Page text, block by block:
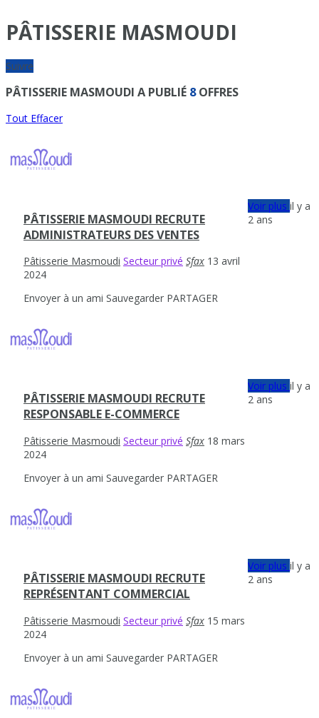
PÂTISSERIE MASMOUDI
Suivre
PÂTISSERIE MASMOUDI A PUBLIÉ 8OFFRES
Tout Effacer
PÂTISSERIE MASMOUDI RECRUTE
ADMINISTRATEURS DES VENTES
Pâtisserie Masmoudi Secteur privé Sfax 13 avril
2024
Envoyer à un ami Sauvegarder PARTAGER
Voir plusil y a
2 ans
PÂTISSERIE MASMOUDI RECRUTE
RESPONSABLE E-COMMERCE
Pâtisserie Masmoudi Secteur privé Sfax 18 mars
2024
Envoyer à un ami Sauvegarder PARTAGER
Voir plusil y a
2 ans
PÂTISSERIE MASMOUDI RECRUTE
REPRÉSENTANT COMMERCIAL
Pâtisserie Masmoudi Secteur privé Sfax 15 mars
2024
Envoyer à un ami Sauvegarder PARTAGER
Voir plusil y a
2 ans